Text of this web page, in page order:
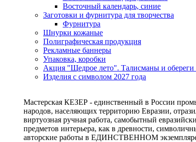
Восточный календарь, синие
Заготовки и фурнитура для творчества
Фурнитура
Шнурки кожаные
Полиграфическая продукция
Рекламные баннеры
Упаковка, коробки
Акция "Щедрое лето". Талисманы и обереги
Изделия с символом 2027 года
Мастерская КЕЗЕР - единственный в России
народов, населяющих территорию Евразии,
виртуозная ручная работа, самобытный
предметов интерьера, как в древности,
авторские работы в ЕДИНСТВЕННОМ